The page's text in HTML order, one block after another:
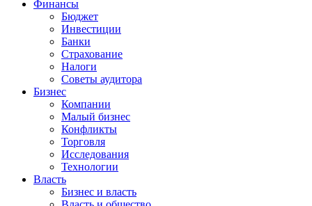
Финансы
Бюджет
Инвестиции
Банки
Страхование
Налоги
Советы аудитора
Бизнес
Компании
Малый бизнес
Конфликты
Торговля
Исследования
Технологии
Власть
Бизнес и власть